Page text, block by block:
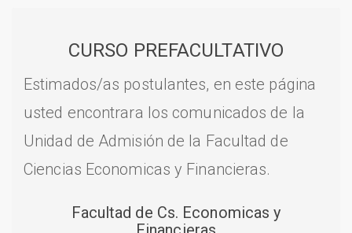
CURSO PREFACULTATIVO
Estimados/as postulantes, en este página
usted encontrara los comunicados de la
Unidad de Admisión de la Facultad de
Ciencias Economicas y Financieras.
Facultad de Cs. Economicas y